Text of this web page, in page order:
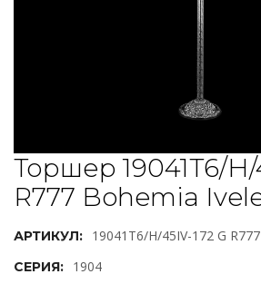
Торшер 19041T6/H/
R777 Bohemia
АРТИКУЛ: 19041T6/H/45IV-172 G R777
СЕРИЯ: 1904